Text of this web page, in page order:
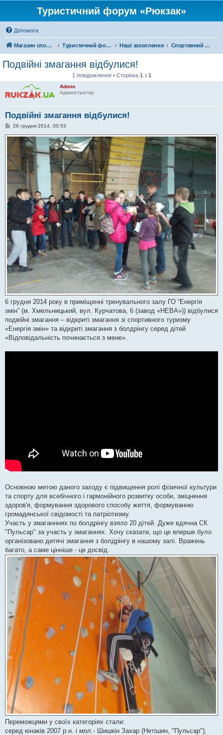
Туристичний форум «Рюкзак»
Допомога
Магазин спорядження Туристичний форум «Рюкзак» Наші захоплення Спортивний туризм
Подвійні змагання відбулися!
1 повідомлення • Сторінка 1 з 1
Admin
Адміністратор
Подвійні змагання відбулися!
П
в
і
о
м
л
н
26 грудня 2014, 00:53
6 грудня 2014 року в приміщенні тренувального залу ГО “Енергія
змін” (м. Хмельницький, вул. Курчатова, 6 (завод «НЕВА»)) відбулися
подвійні змагання – відкриті змагання зі спортивного туризму
«Енергія змін» та відкриті змагання з болдрінгу серед дітей
«Відповідальність починається з мене».
Основною метою даного заходу є підвищення ролі фізичної культури
та спорту для всебічного і гармонійного розвитку особи, зміцнення
здоров'я, формування здорового способу життя, формуванню
громадянської свідомості та патріотизму.
Участь у змаганннях по болдрінгу взяло 20 дітей. Дуже вдячна СК
"Пульсар" за участь у змаганнях. Хочу сказати, що це вперше було
організовано дитячі змагання з болдрінгу в нашому залі. Вражень
багато, а саме цінніше - це досвід.
Переможцями у своїх категоріях стали:
серед юнаків 2007 р.н. і мол.- Шишкін Захар (Нетішин, "Пульсар");